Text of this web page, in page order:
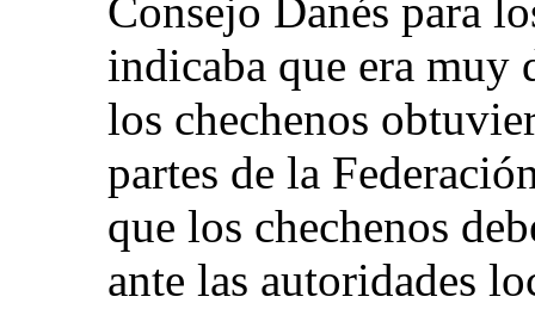
Consejo Danés para
indicaba que era
los chechenos
partes de la
que los chechenos
ante las autoridades